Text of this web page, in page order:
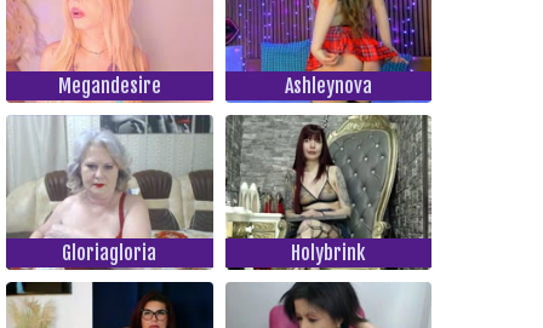
Megandesire Ashleynova
Gloriagloria Holybrink